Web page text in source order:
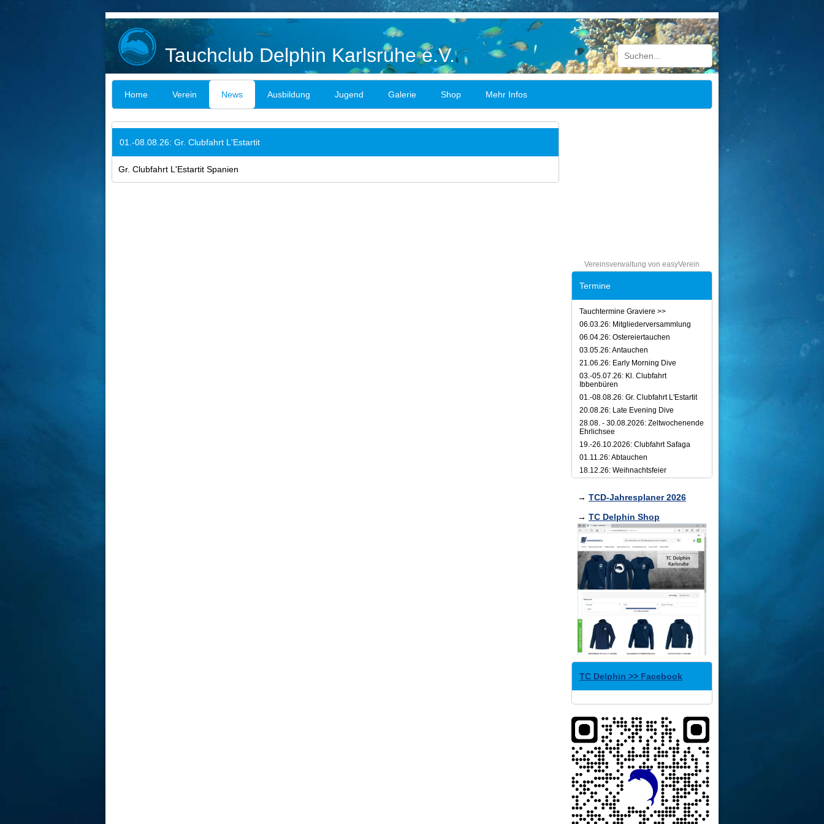
Tauchclub Delphin Karlsruhe e.V.
Home Verein News Ausbildung Jugend Galerie Shop Mehr Infos
01.-08.08.26: Gr. Clubfahrt L'Estartit
Gr. Clubfahrt L'Estartit Spanien
Vereinsverwaltung von easyVerein
Termine
Tauchtermine Graviere >>
06.03.26: Mitgliederversammlung
06.04.26: Ostereiertauchen
03.05.26: Antauchen
21.06.26: Early Morning Dive
03.-05.07.26: Kl. Clubfahrt
Ibbenbüren
01.-08.08.26: Gr. Clubfahrt L'Estartit
20.08.26: Late Evening Dive
28.08. - 30.08.2026: Zeltwochenende
Ehrlichsee
19.-26.10.2026: Clubfahrt Safaga
01.11.26: Abtauchen
18.12.26: Weihnachtsfeier
→ TCD-Jahresplaner 2026
→ TC Delphin Shop
TC Delphin >> Facebook